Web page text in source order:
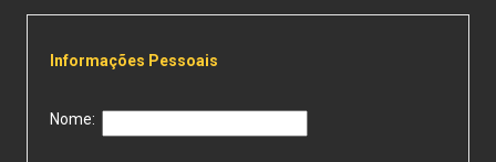
Informações Pessoais
Nome: